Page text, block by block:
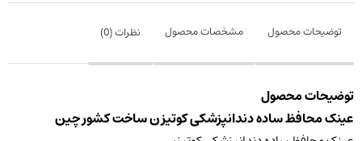
توضیحات محصول مشخصات محصول نظرات (0
)
توضیحات محصول
عینک محافظ ساده دندانپزشکی کوتیزن ساخت کشور چین